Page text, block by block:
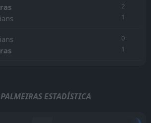
2
1
0
1
ESTADÍSTICA